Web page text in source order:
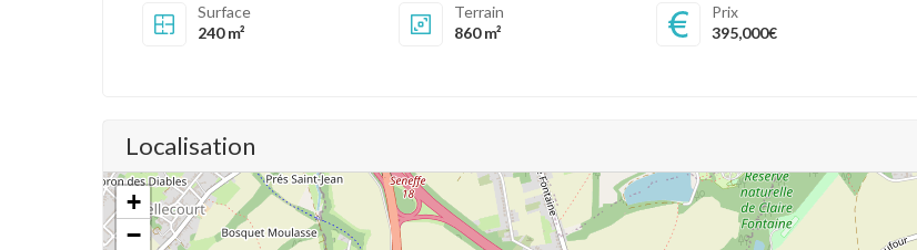
Surface
240 m²
Terrain
860 m²
Prix
395,000€
Localisation
+
−